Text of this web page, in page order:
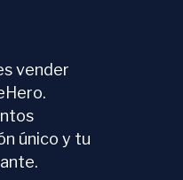
vender
único y tu